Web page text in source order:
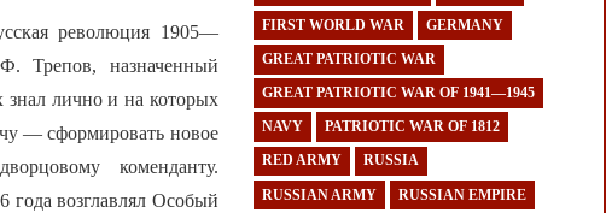
революция 1905—
Трепов, назначенный
знал лично и на которых
— сформировать новое
коменданту.
года возглавлял Особый
FIRST WORLD WAR GERMANY
GREAT PATRIOTIC WAR
GREAT PATRIOTIC WAR OF 1941—1945
NAVY PATRIOTIC WAR OF 1812
RED ARMY RUSSIA
RUSSIAN ARMY RUSSIAN EMPIRE